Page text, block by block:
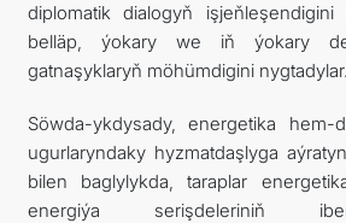
diplomatik dialogyň işjeňleşendigini
belläp, ýokary we iň ýokary
gatnaşyklaryň möhümdigini nygtadylar.
Söwda-ykdysady, energetika hem-
ugurlaryndaky hyzmatdaşlyga
bilen baglylykda, taraplar
energiýa serişdeleriniň